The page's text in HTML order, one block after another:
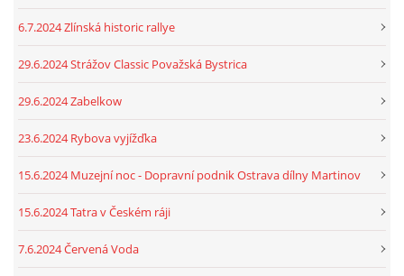
6.7.2024 Zlínská historic rallye
29.6.2024 Strážov Classic Považská Bystrica
29.6.2024 Zabelkow
23.6.2024 Rybova vyjížďka
15.6.2024 Muzejní noc - Dopravní podnik Ostrava dílny Martinov
15.6.2024 Tatra v Českém ráji
7.6.2024 Červená Voda